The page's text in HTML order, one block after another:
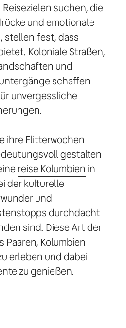
suchen, die
und emotionale
stellen fest, dass
Koloniale Straßen,
und
schaffen
unvergessliche
ihre Flitterwochen
gestalten
reise Kolumbien in
der kulturelle
und
durchdacht
sind. Diese Art der
Paaren, Kolumbien
erleben und dabei
zu genießen.